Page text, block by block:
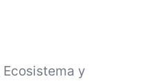
Ecosistema y